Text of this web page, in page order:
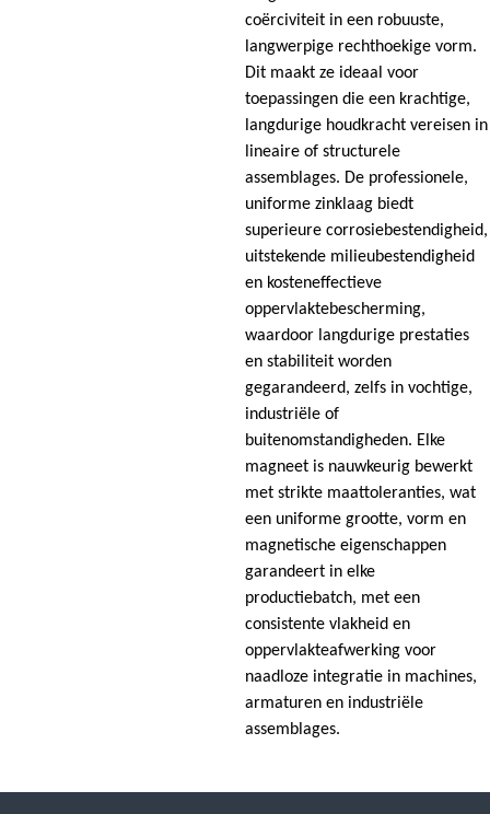
coërciviteit in een robuuste,
langwerpige rechthoekige vorm.
Dit maakt ze ideaal voor
toepassingen die een krachtige,
langdurige houdkracht vereisen in
lineaire of structurele
assemblages. De professionele,
uniforme zinklaag biedt
superieure corrosiebestendigheid,
uitstekende milieubestendigheid
en kosteneffectieve
oppervlaktebescherming,
waardoor langdurige prestaties
en stabiliteit worden
gegarandeerd, zelfs in vochtige,
industriële of
buitenomstandigheden. Elke
magneet is nauwkeurig bewerkt
met strikte maattoleranties, wat
een uniforme grootte, vorm en
magnetische eigenschappen
garandeert in elke
productiebatch, met een
consistente vlakheid en
oppervlakteafwerking voor
naadloze integratie in machines,
armaturen en industriële
assemblages.